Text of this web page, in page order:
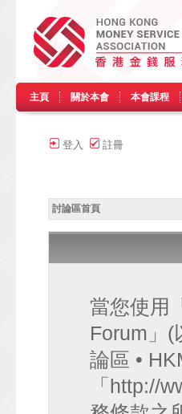
主頁 關於本會 本會課程
登入 註冊
討論區首頁
當您使用
Forum」(
論區 •
「http://